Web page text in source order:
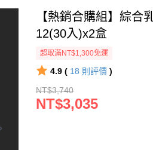
【熱銷合購組】綜合
12(30入)x2盒
超取滿NT$1,300免運
4.9 ( 18 則評價 )
NT$3,740
NT$3,035